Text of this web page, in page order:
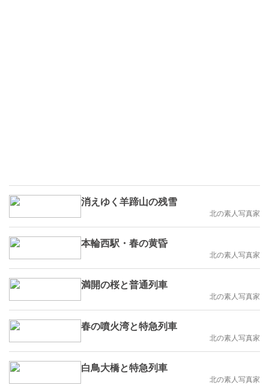
消えゆく羊蹄山の残雪
北の素人写真家
本輪西駅・春の黄昏
北の素人写真家
満開の桜と普通列車
北の素人写真家
春の噴火湾と特急列車
北の素人写真家
白鳥大橋と特急列車
北の素人写真家